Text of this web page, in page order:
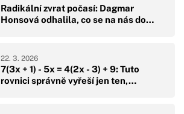
Radikální zvrat počasí: Dagmar
Honsová odhalila, co se na nás do…
7(3x + 1) - 5x = 4(2x - 3) + 9: Tuto
rovnici správně vyřeší jen ten,…
22. 3. 2026